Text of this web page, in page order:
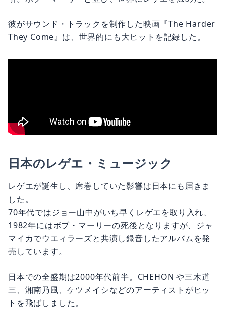
彼がサウンド・トラックを制作した映画『The Harder
They Come』は、世界的にも大ヒットを記録した。
日本のレゲエ・ミュージック
レゲエが誕生し、席巻していた影響は日本にも届きま
した。
70年代ではジョー山中がいち早くレゲエを取り入れ、
1982年にはボブ・マーリーの死後となりますが、ジャ
マイカでウエィラーズと共演し録音したアルバムを発
売しています。
日本での全盛期は2000年代前半。CHEHON や三木道
三、湘南乃風、ケツメイシなどのアーティストがヒッ
トを飛ばしました。